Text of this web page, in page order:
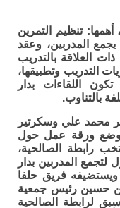
تنظيم التمرين
المدربين، وعقد
العلاقة بالتدريب
التدريب وتطبيقها،
اللقاءات بدار
بالتناوب.
محمد علي وسكرتير
بوضع ورقة عمل حول
رابطة الصالحية،
لتجمع المدربين بدار
ويستضيفه فريق حلفا
حسين رئيس جمعية
لرابطة الصالحية